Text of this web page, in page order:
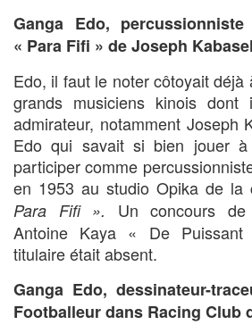
Ganga Edo, percussionniste
« Para Fifi » de Joseph
Edo, il faut le noter côtoyait
grands musiciens kinois
admirateur, notamment Joseph
Edo qui savait si bien jouer
participer comme
en 1953 au studio Opika de la
Para Fifi ».
Un concours de
Antoine Kaya « De Puissant
titulaire était absent.
Ganga Edo, dessinateur-
Footballeur dans Racing Club